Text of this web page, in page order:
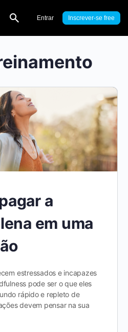
Entrar Inscrever-se
a
em uma
estressados e incapazes
pode ser o que eles
rápido e repleto de
devem pensar na sua